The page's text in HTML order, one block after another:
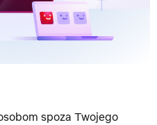
spoza Twojego